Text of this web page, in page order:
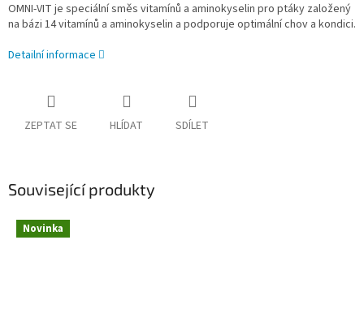
OMNI-VIT je speciální směs vitamínů a aminokyselin pro ptáky založený
na bázi 14 vitamínů a aminokyselin a podporuje optimální chov a kondici.
Detailní informace
ZEPTAT SE HLÍDAT SDÍLET
Související produkty
Novinka